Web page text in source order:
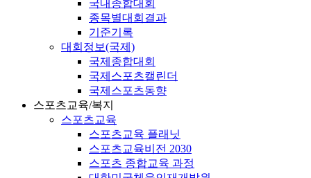
국내종합대회
종목별대회결과
기준기록
대회정보(국제)
국제종합대회
국제스포츠캘린더
국제스포츠동향
스포츠교육/복지
스포츠교육
스포츠교육 플래닛
스포츠교육비전 2030
스포츠 종합교육 과정